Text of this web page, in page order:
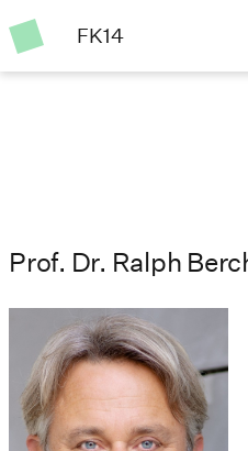
FK14
Prof. Dr. Ralph